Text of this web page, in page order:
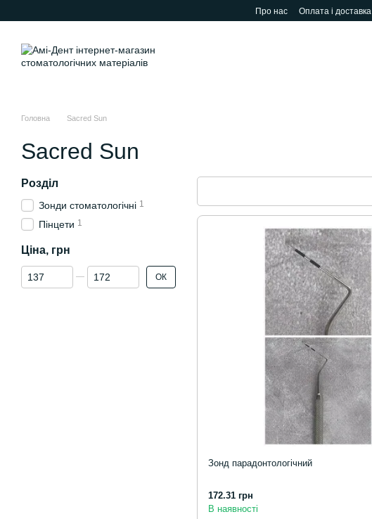
Про нас Оплата і доставка
Головна Sacred Sun
Sacred Sun
Зонд парадонтологічний
172.31 грн
В наявності
Розділ
Зонди стоматологічні 1
Пінцети 1
Ціна, грн
Від Ціна, грн
До Ціна, грн ОК